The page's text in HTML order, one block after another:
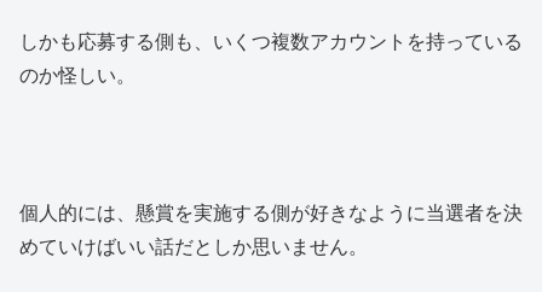
しかも応募する側も、いくつ複数アカウントを持っている
のか怪しい。
個人的には、懸賞を実施する側が好きなように当選者を決
めていけばいい話だとしか思いません。